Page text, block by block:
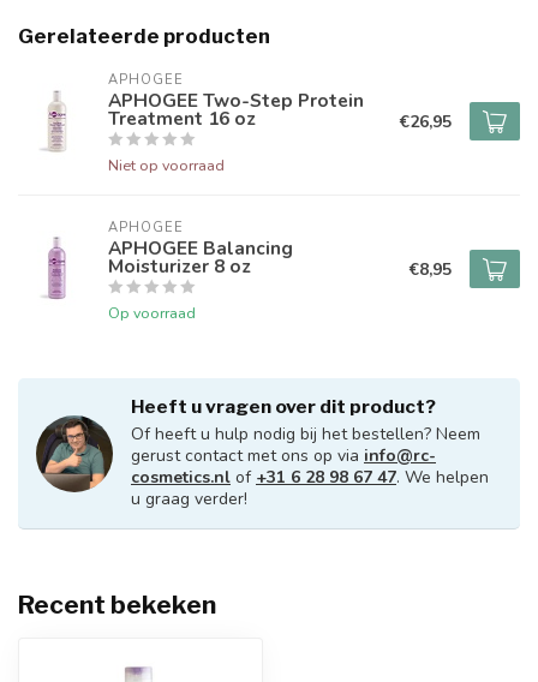
Gerelateerde producten
APHOGEE
APHOGEE Two-Step Protein
Treatment 16 oz
Niet op voorraad
€26,95
APHOGEE
APHOGEE Balancing
Moisturizer 8 oz
Op voorraad
€8,95
Heeft u vragen over dit product?
Of heeft u hulp nodig bij het bestellen? Neem
gerust contact met ons op via info@rc-
cosmetics.nl of +31 6 28 98 67 47. We helpen
u graag verder!
Recent bekeken